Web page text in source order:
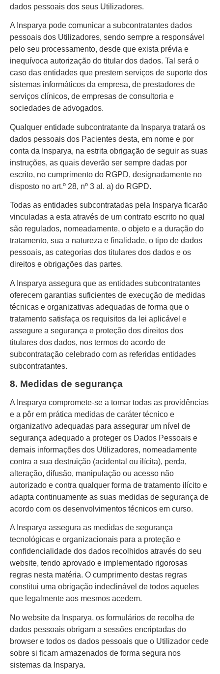
dados pessoais dos seus Utilizadores.
A Insparya pode comunicar a subcontratantes dados
pessoais dos Utilizadores, sendo sempre a responsável
pelo seu processamento, desde que exista prévia e
inequívoca autorização do titular dos dados. Tal será o
caso das entidades que prestem serviços de suporte dos
sistemas informáticos da empresa, de prestadores de
serviços clínicos, de empresas de consultoria e
sociedades de advogados.
Qualquer entidade subcontratante da Insparya tratará os
dados pessoais dos Pacientes desta, em nome e por
conta da Insparya, na estrita obrigação de seguir as suas
instruções, as quais deverão ser sempre dadas por
escrito, no cumprimento do RGPD, designadamente no
disposto no art.º 28, nº 3 al. a) do RGPD.
Todas as entidades subcontratadas pela Insparya ficarão
vinculadas a esta através de um contrato escrito no qual
são regulados, nomeadamente, o objeto e a duração do
tratamento, sua a natureza e finalidade, o tipo de dados
pessoais, as categorias dos titulares dos dados e os
direitos e obrigações das partes.
A Insparya assegura que as entidades subcontratantes
oferecem garantias suficientes de execução de medidas
técnicas e organizativas adequadas de forma que o
tratamento satisfaça os requisitos da lei aplicável e
assegure a segurança e proteção dos direitos dos
titulares dos dados, nos termos do acordo de
subcontratação celebrado com as referidas entidades
subcontratantes.
8. Medidas de segurança
A Insparya compromete-se a tomar todas as providências
e a pôr em prática medidas de caráter técnico e
organizativo adequadas para assegurar um nível de
segurança adequado a proteger os Dados Pessoais e
demais informações dos Utilizadores, nomeadamente
contra a sua destruição (acidental ou ilícita), perda,
alteração, difusão, manipulação ou acesso não
autorizado e contra qualquer forma de tratamento ilícito e
adapta continuamente as suas medidas de segurança de
acordo com os desenvolvimentos técnicos em curso.
A Insparya assegura as medidas de segurança
tecnológicas e organizacionais para a proteção e
confidencialidade dos dados recolhidos através do seu
website, tendo aprovado e implementado rigorosas
regras nesta matéria. O cumprimento destas regras
constitui uma obrigação indeclinável de todos aqueles
que legalmente aos mesmos acedem.
No website da Insparya, os formulários de recolha de
dados pessoais obrigam a sessões encriptadas do
browser e todos os dados pessoais que o Utilizador cede
sobre si ficam armazenados de forma segura nos
sistemas da Insparya.